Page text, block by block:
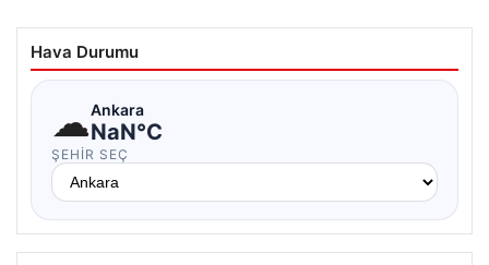
Hava Durumu
☁Ankara
NaN°C
ŞEHIR SEÇ